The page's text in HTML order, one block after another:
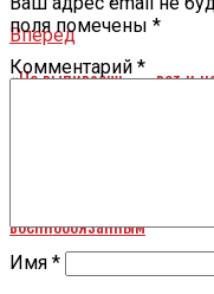
Вперед
«Не выпиваешь — вот и
В Пошехонье
военнообязанным
поля помечены *
Комментарий *
Имя *